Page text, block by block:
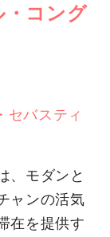
・コング
、モダンと
ャンの活気
在を提供す